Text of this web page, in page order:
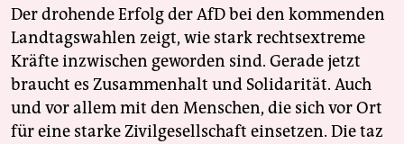
Der drohende Erfolg der AfD bei den kommenden
Landtagswahlen zeigt, wie stark rechtsextreme
Kräfte inzwischen geworden sind. Gerade jetzt
braucht es Zusammenhalt und Solidarität. Auch
und vor allem mit den Menschen, die sich vor Ort
für eine starke Zivilgesellschaft einsetzen. Die taz